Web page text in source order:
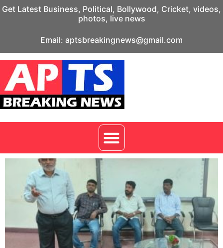
Get Latest Business, Political, Bollywood, Cricket, videos,
photos, live news
Email: aptsbreakingnews@gmail.com